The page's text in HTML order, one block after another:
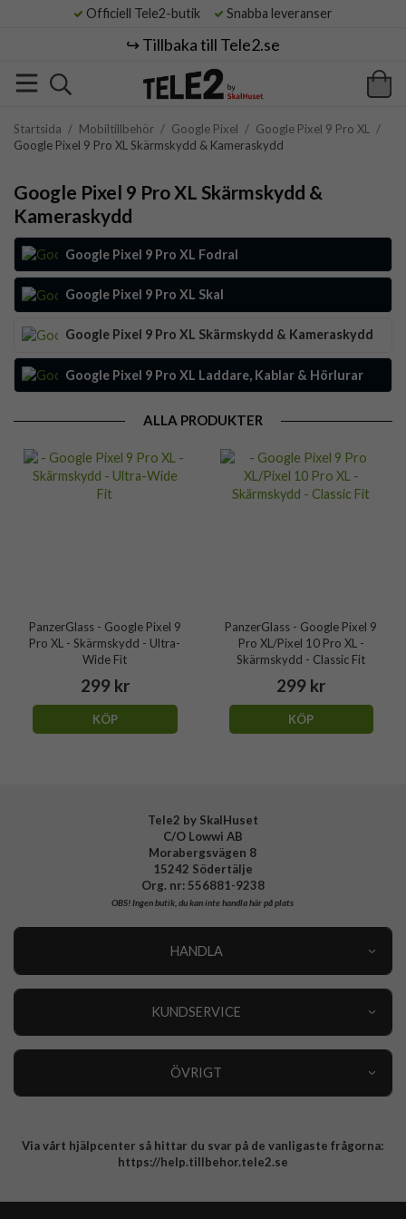
Officiell Tele2-butik Snabba leveranser
↪️ Tillbaka till Tele2.se
Startsida / Mobiltillbehör / Google Pixel / Google Pixel 9 Pro XL
/
Google Pixel 9 Pro XL Skärmskydd & Kameraskydd
Google Pixel 9 Pro XL Skärmskydd &
Kameraskydd
Google Pixel 9 Pro XL Fodral
Google Pixel 9 Pro XL Skal
Google Pixel 9 Pro XL Skärmskydd & Kameraskydd
Google Pixel 9 Pro XL Laddare, Kablar & Hörlurar
ALLA PRODUKTER
PanzerGlass - Google Pixel 9
Pro XL - Skärmskydd - Ultra-
Wide Fit
299 kr
KÖP
PanzerGlass - Google Pixel 9
Pro XL/Pixel 10 Pro XL -
Skärmskydd - Classic Fit
299 kr
KÖP
Tele2 by SkalHuset
C/O Lowwi AB
Morabergsvägen 8
15242 Södertälje
Org. nr: 556881-9238
OBS!Ingen butik, du kan inte handla här på plats
HANDLA
KUNDSERVICE
ÖVRIGT
Integritetspolicy
Via vårt hjälpcenter så hittar du svar på de vanligaste frågorna:
https://help.tillbehor.tele2.se